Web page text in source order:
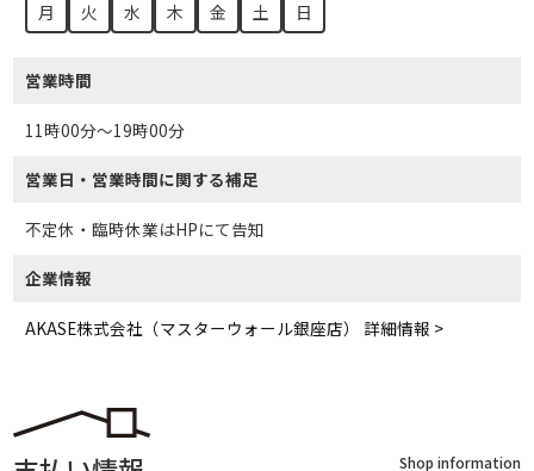
月 火 水 木 金 土 日
営業時間
11時00分～19時00分
営業日・営業時間に関する補足
不定休・臨時休業はHPにて告知
企業情報
AKASE株式会社（マスターウォール銀座店） 詳細情報 >
Shop information